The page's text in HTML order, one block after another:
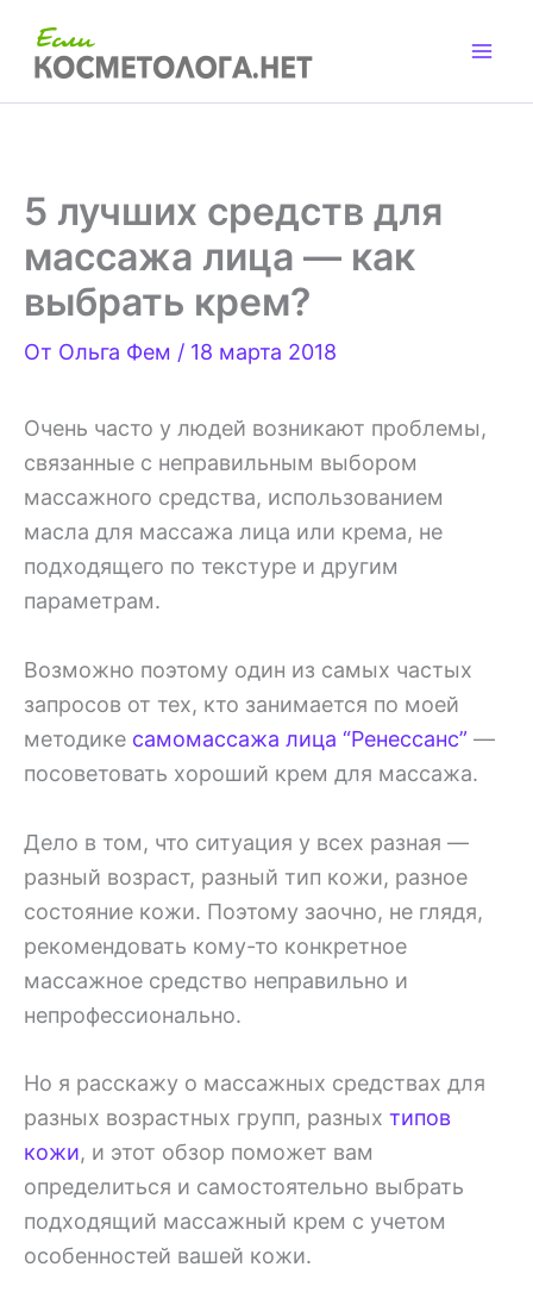
содержимому
5 лучших средств для
массажа лица — как
выбрать крем?
От Ольга Фем / 18 марта 2018
Очень часто у людей возникают проблемы,
связанные с неправильным выбором
массажного средства, использованием
масла для массажа лица или крема, не
подходящего по текстуре и другим
параметрам.
Возможно поэтому один из самых частых
запросов от тех, кто занимается по моей
методике самомассажа лица “Ренессанс” —
посоветовать хороший крем для массажа.
Дело в том, что ситуация у всех разная —
разный возраст, разный тип кожи, разное
состояние кожи. Поэтому заочно, не глядя,
рекомендовать кому-то конкретное
массажное средство неправильно и
непрофессионально.
Но я расскажу о массажных средствах для
разных возрастных групп, разных типов
кожи, и этот обзор поможет вам
определиться и самостоятельно выбрать
подходящий массажный крем с учетом
особенностей вашей кожи.